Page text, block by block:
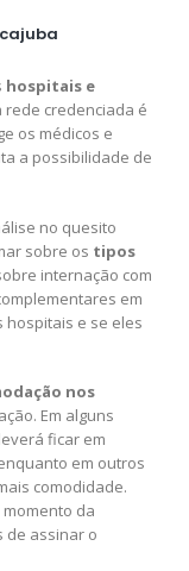
hospitais e
rede credenciada é
os médicos e
a possibilidade de
no quesito
sobre os tipos
internação com
em
hospitais e se eles
nos
Em alguns
ficar em
em outros
comodidade.
da
de assinar o